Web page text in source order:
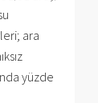
ara
yüzde